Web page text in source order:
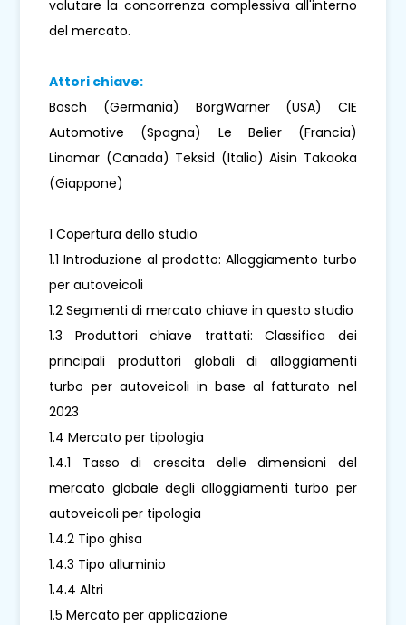
valutare la concorrenza complessiva all'interno
del mercato.
Attori chiave:
Bosch (Germania) BorgWarner (USA) CIE
Automotive (Spagna) Le Belier (Francia)
Linamar (Canada) Teksid (Italia) Aisin Takaoka
(Giappone)
1 Copertura dello studio
1.1 Introduzione al prodotto: Alloggiamento turbo
per autoveicoli
1.2 Segmenti di mercato chiave in questo studio
1.3 Produttori chiave trattati: Classifica dei
principali produttori globali di alloggiamenti
turbo per autoveicoli in base al fatturato nel
2023
1.4 Mercato per tipologia
1.4.1 Tasso di crescita delle dimensioni del
mercato globale degli alloggiamenti turbo per
autoveicoli per tipologia
1.4.2 Tipo ghisa
1.4.3 Tipo alluminio
1.4.4 Altri
1.5 Mercato per applicazione